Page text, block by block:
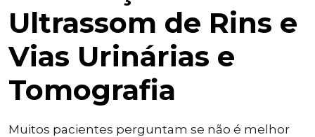
Ultrassom de Rins e
Vias Urinárias e
Tomografia
Muitos pacientes perguntam se não é melhor